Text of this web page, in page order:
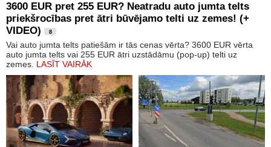
3600 EUR pret 255 EUR? Neatradu auto jumta telts
priekšrocības pret ātri būvējamo telti uz zemes! (+
VIDEO)
8
Vai auto jumta telts patiešām ir tās cenas vērta? 3600 EUR vērta
auto jumta telts vai 255 EUR ātri uzstādāmu (pop-up) telti uz
zemes. LASĪT VAIRĀK